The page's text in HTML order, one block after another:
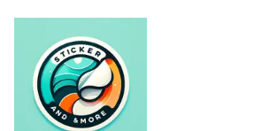
springen